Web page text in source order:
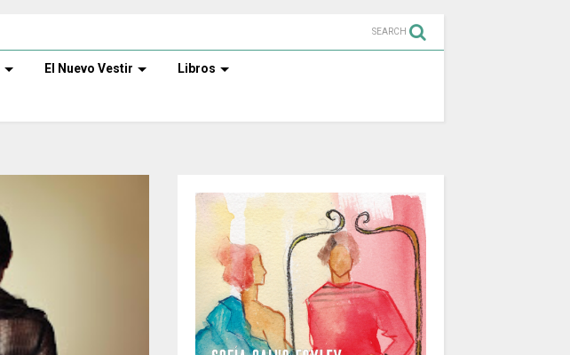
SEARCH
El Nuevo Vestir Libros